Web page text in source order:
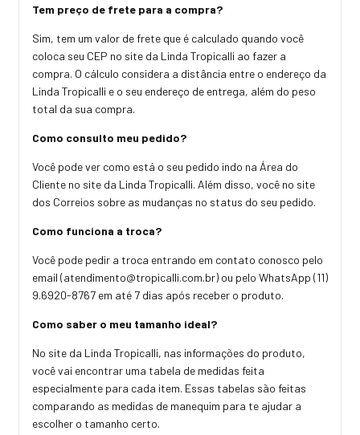
Tem preço de frete para a compra?
Sim, tem um valor de frete que é calculado quando você
coloca seu CEP no site da Linda Tropicalli ao fazer a
compra. O cálculo considera a distância entre o endereço da
Linda Tropicalli e o seu endereço de entrega, além do peso
total da sua compra.
Como consulto meu pedido?
Você pode ver como está o seu pedido indo na Área do
Cliente no site da Linda Tropicalli. Além disso, você no site
dos Correios sobre as mudanças no status do seu pedido.
Como funciona a troca?
Você pode pedir a troca entrando em contato conosco pelo
email (atendimento@tropicalli.com.br) ou pelo WhatsApp (11)
9.6920-8767 em até 7 dias após receber o produto.
Como saber o meu tamanho ideal?
No site da Linda Tropicalli, nas informações do produto,
você vai encontrar uma tabela de medidas feita
especialmente para cada item. Essas tabelas são feitas
comparando as medidas de manequim para te ajudar a
escolher o tamanho certo.